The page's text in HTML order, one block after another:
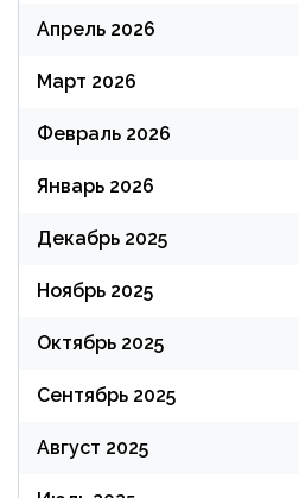
Апрель 2026
Март 2026
Февраль 2026
Январь 2026
Декабрь 2025
Ноябрь 2025
Октябрь 2025
Сентябрь 2025
Август 2025